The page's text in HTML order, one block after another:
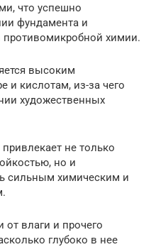
что успешно
фундамента и
противомикробной химии.
высоким
и кислотам, из-за чего
художественных
не только
но и
сильным химическим и
влаги и прочего
глубоко в нее